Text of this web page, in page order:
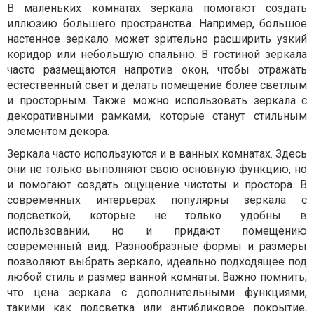
В маленьких комнатах зеркала помогают создать
иллюзию большего пространства. Например, большое
настенное зеркало может зрительно расширить узкий
коридор или небольшую спальню. В гостиной зеркала
часто размещаются напротив окон, чтобы отражать
естественный свет и делать помещение более светлым
и просторным. Также можно использовать зеркала с
декоративными рамками, которые станут стильным
элементом декора.
Зеркала часто используются и в ванных комнатах. Здесь
они не только выполняют свою основную функцию, но
и помогают создать ощущение чистоты и простора. В
современных интерьерах популярны зеркала с
подсветкой, которые не только удобны в
использовании, но и придают помещению
современный вид. Разнообразные формы и размеры
позволяют выбрать зеркало, идеально подходящее под
любой стиль и размер ванной комнаты. Важно помнить,
что цена зеркала с дополнительными функциями,
такими как подсветка или антибликовое покрытие,